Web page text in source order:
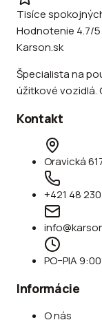
Tisíce
Hodnotenie 4.7/5
Karson.sk
Špecialista na
úžitkové vozidlá.
Kontakt
Oravická
+421 48
PO–PIA
Informácie
O nás